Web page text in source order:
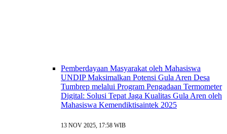
Pemberdayaan Masyarakat oleh Mahasiswa
UNDIP Maksimalkan Potensi Gula Aren Desa
Tumbrep melalui Program Pengadaan Termometer
Digital: Solusi Tepat Jaga Kualitas Gula Aren oleh
Mahasiswa Kemendiktisaintek 2025
13 NOV 2025, 17:58 WIB